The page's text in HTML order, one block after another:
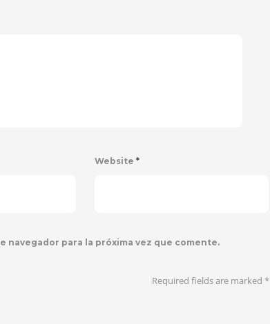
Website *
navegador para la próxima vez que comente.
Required fields are marked*